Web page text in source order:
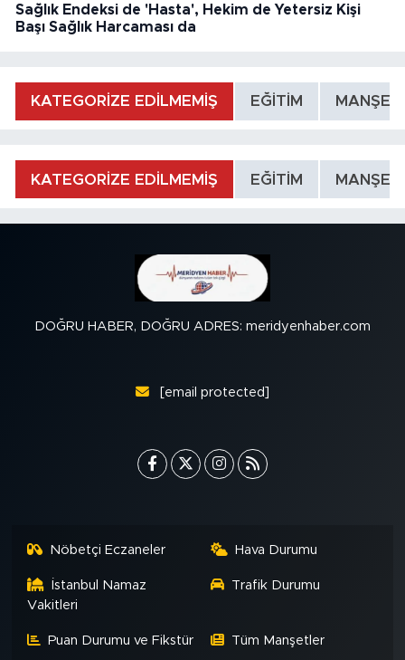
Sağlık Endeksi de 'Hasta', Hekim de Yetersiz Kişi
Başı Sağlık Harcaması da
KATEGORİZE EDİLMEMİŞ EĞİTİM MANŞET
KATEGORİZE EDİLMEMİŞ EĞİTİM MANŞET
DOĞRU HABER, DOĞRU ADRES: meridyenhaber.com
[email protected]
Nöbetçi Eczaneler Hava Durumu
İstanbul Namaz
Vakitleri
Trafik Durumu
Puan Durumu ve Fikstür Tüm Manşetler